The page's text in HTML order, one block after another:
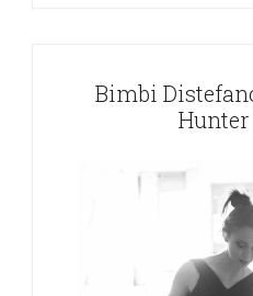
Bimbi
Hunter